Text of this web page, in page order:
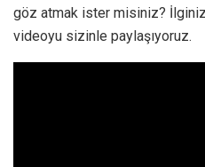
göz atmak ister misiniz?
videoyu sizinle paylaşıyoruz.